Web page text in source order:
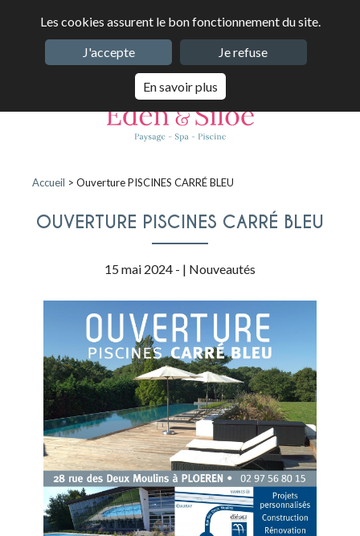
Les cookies assurent le bon fonctionnement du site.
J'accepte
Je refuse
En savoir plus
Accueil > Ouverture PISCINES CARRÉ BLEU
OUVERTURE PISCINES CARRÉ BLEU
15 mai 2024 - | Nouveautés